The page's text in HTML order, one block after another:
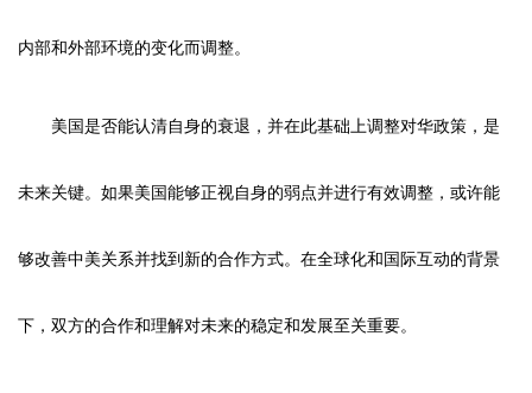
内部和外部环境的变化而调整。
美国是否能认清自身的衰退，并在此基础上调整对华政策，是
未来关键。如果美国能够正视自身的弱点并进行有效调整，或许能
够改善中美关系并找到新的合作方式。在全球化和国际互动的背景
下，双方的合作和理解对未来的稳定和发展至关重要。